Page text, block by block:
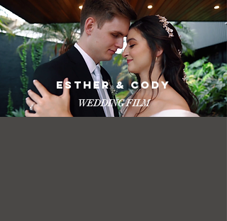
ESTHER & CODY
WEDDING FILM